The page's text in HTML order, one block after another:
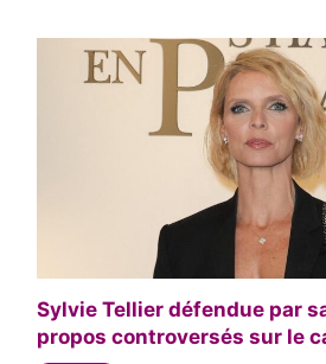
Sylvie Tellier défendue par
propos controversés sur le